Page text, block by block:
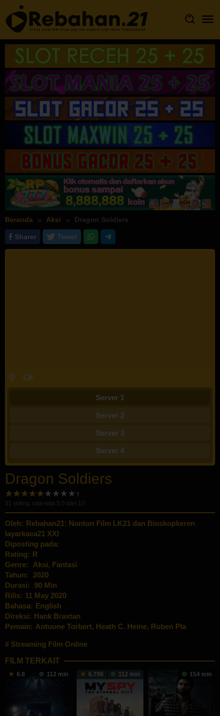
Loncat
ke
konten
Beranda Aksi Dragon Soldiers
Sharer Tweet
Server 1
Server 2
Server 3
Server 4
Dragon Soldiers
31 voting, rata-rata 5.0 dari 10
Oleh: Rebahan21: Nonton Film LK21 dan Bioskopkeren
layarkaca21 XXI
Diposting pada:
Rating: R
Genre:
Aksi, Fantasi
Tahun:
2020
Durasi:
90 Min
Rilis: 11 May 2020
Bahasa: English
Direksi: Hank Braxtan
Pemain: Antuone Torbert, Heath C. Heine, Ruben Pla
Streaming Film Online
FILM TERKAIT
6.8 112 min 6.796 112 min 154 min